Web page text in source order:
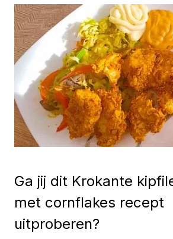
Ga jij dit Krokante
met cornflakes recept
uitproberen?